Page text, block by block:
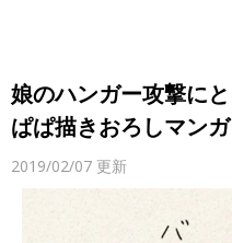
娘のハンガー攻撃に
ぱぱ描きおろしマンガ
2019/02/07 更新